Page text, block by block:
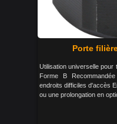
Porte
Utilisation universelle pour
Forme B
endroits difficiles d'accès
ou une prolongation en